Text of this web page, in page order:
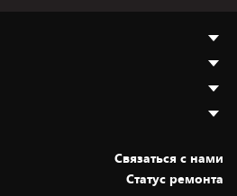
Cвязаться с нами
Статус ремонта